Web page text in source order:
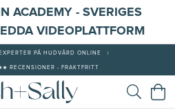
ACADEMY - SVERIGES
VIDEOPLATTFORM
PÅ HUDVÅRD ONLINE
RECENSIONER - FRAKTFRITT